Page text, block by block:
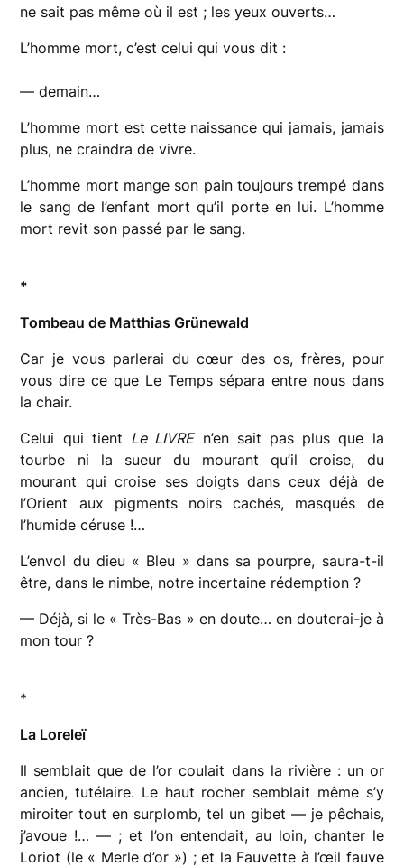
ne sait pas même où il est ; les yeux ouverts…
L’homme mort, c’est celui qui vous dit :
— demain…
L’homme mort est cette naissance qui jamais, jamais
plus, ne craindra de vivre.
L’homme mort mange son pain toujours trempé dans
le sang de l’enfant mort qu’il porte en lui. L’homme
mort revit son passé par le sang.
*
Tombeau de Matthias Grünewald
Car je vous parlerai du cœur des os, frères, pour
vous dire ce que Le Temps sépara entre nous dans
la chair.
Celui qui tient Le LIVREn’en sait pas plus que la
tourbe ni la sueur du mourant qu’il croise, du
mourant qui croise ses doigts dans ceux déjà de
l’Orient aux pigments noirs cachés, masqués de
l’humide céruse !…
L’envol du dieu « Bleu » dans sa pourpre, saura-t-il
être, dans le nimbe, notre incertaine rédemption ?
— Déjà, si le « Très-Bas » en doute… en douterai-je à
mon tour ?
*
La Loreleï
Il semblait que de l’or coulait dans la rivière : un or
ancien, tutélaire. Le haut rocher semblait même s’y
miroiter tout en surplomb, tel un gibet — je pêchais,
j’avoue !… — ; et l’on entendait, au loin, chanter le
Loriot (le « Merle d’or ») ; et la Fauvette à l’œil fauve